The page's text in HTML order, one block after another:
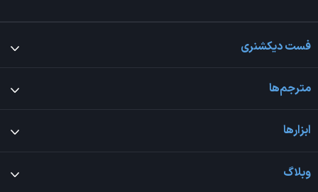
فست دیکشنری
مترجم‌ها
ابزارها
وبلاگ